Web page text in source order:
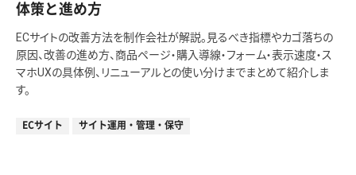
体策と進め方
ECサイトの改善方法を制作会社が解説。見るべき指標やカゴ落ちの
原因、改善の進め方、商品ページ・購入導線・フォーム・表示速度・ス
マホUXの具体例、リニューアルとの使い分けまでまとめて紹介しま
す。
ECサイト サイト運用・管理・保守